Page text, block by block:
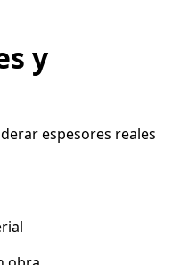
y
espesores reales